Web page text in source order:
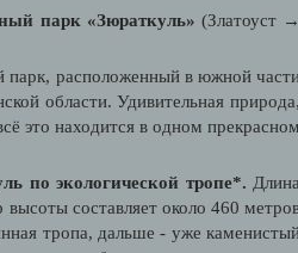
парк «Зюраткуль» (Златоуст
расположенный в южной
области. Удивительная
это находится в одном
по экологической тропе*.
составляет около 460
тропа, дальше - уже